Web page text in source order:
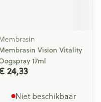
Vision Vitality
17ml
24,33
Niet beschikbaar